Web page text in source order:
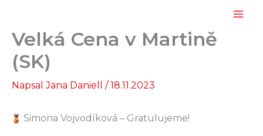
obsah
Velká Cena v Martině
(SK)
NapsalJana Daniell /18.11.2023
Simona Vojvodíková – Gratulujeme!